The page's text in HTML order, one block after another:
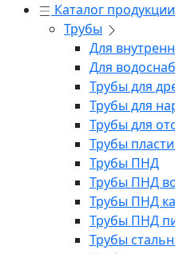
Каталог продукции
Трубы
Для
Для
Трубы для
Трубы для
Трубы для
Трубы
Трубы ПНД
Трубы ПНД
Трубы ПНД
Трубы ПНД
Трубы